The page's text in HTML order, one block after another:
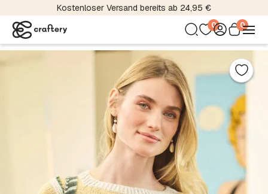
Kostenloser Versand bereits ab 24,95 €
0 0